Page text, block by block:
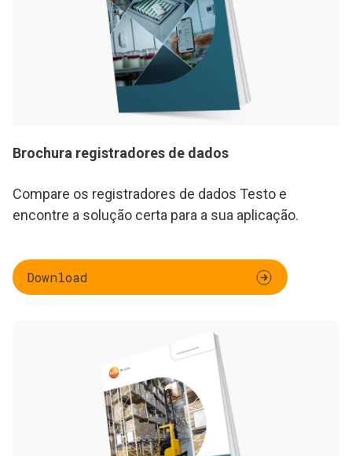
Brochura registradores de dados
Compare os registradores de dados Testo e
encontre a solução certa para a sua aplicação.
Download